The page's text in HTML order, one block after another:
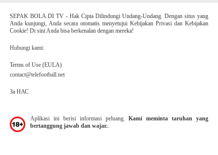
SEPAK BOLA DI TV - Hak Cipta Dilindungi Undang-Undang. Dengan situs yang
Anda kunjungi, Anda secara otomatis menyetujui Kebijakan Privasi dan Kebijakan
Cookie! Di sini Anda bisa berkenalan dengan mereka!
Hubungi kami:
Terms of Use (EULA)
contact@telefootball.net
За НАС
Aplikasi ini berisi informasi peluang.Kami meminta taruhan yang
bertanggung jawab dan wajar.